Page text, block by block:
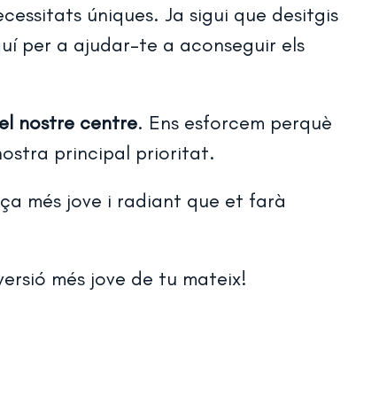
úniques. Ja sigui que desitgis
per a ajudar-te a aconseguir els
nostre centre. Ens esforcem perquè
principal prioritat.
més jove i radiant que et farà
més jove de tu mateix!